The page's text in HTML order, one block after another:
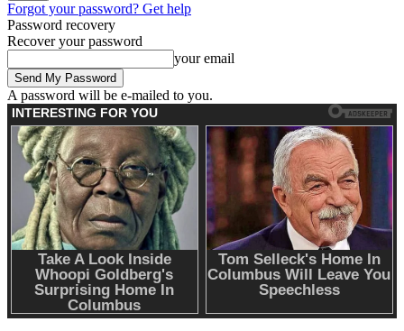
Forgot your password? Get help
Password recovery
Recover your password
your email
A password will be e-mailed to you.